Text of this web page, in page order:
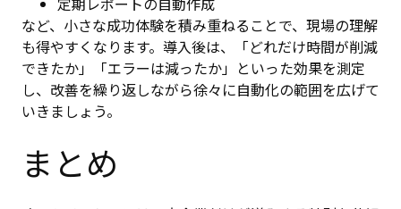
など、小さな成功体験を積み重ねることで、現場の理解
も得やすくなります。導入後は、「どれだけ時間が削減
できたか」「エラーは減ったか」といった効果を測定
し、改善を繰り返しながら徐々に自動化の範囲を広げて
いきましょう。
まとめ